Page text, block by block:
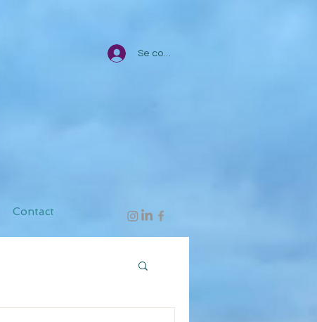
Se connecter
Contact